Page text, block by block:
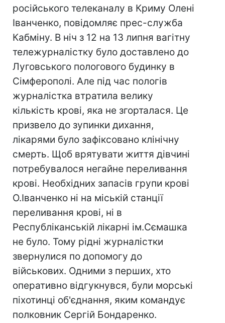
російського телеканалу в Криму Олені
Іванченко, повідомляє прес-служба
Кабміну. В ніч з 12 на 13 липня вагітну
тележурналістку було доставлено до
Луговського пологового будинку в
Сімферополі. Але під час пологів
журналістка втратила велику
кількість крові, яка не згорталася. Це
призвело до зупинки дихання,
лікарями було зафіксовано клінічну
смерть. Щоб врятувати життя дівчині
потребувалося негайне переливання
крові. Необхідних запасів групи крові
О.Іванченко ні на міській станції
переливання крові, ні в
Республіканській лікарні ім.Сємашка
не було. Тому рідні журналістки
звернулися по допомогу до
військових. Одними з перших, хто
оперативно відгукнувся, були морські
піхотинці об'єднання, яким командує
полковник Сергій Бондаренко.